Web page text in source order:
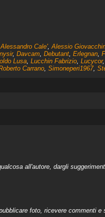
Alessandro Cale',Alessio
, Davcam, Debutant, Erlegnan,
Lusa, Lucchin Fabrizio, Lucycor,
Carrano, Simoneperi1967,
all'autore, dargli
foto, ricevere commenti